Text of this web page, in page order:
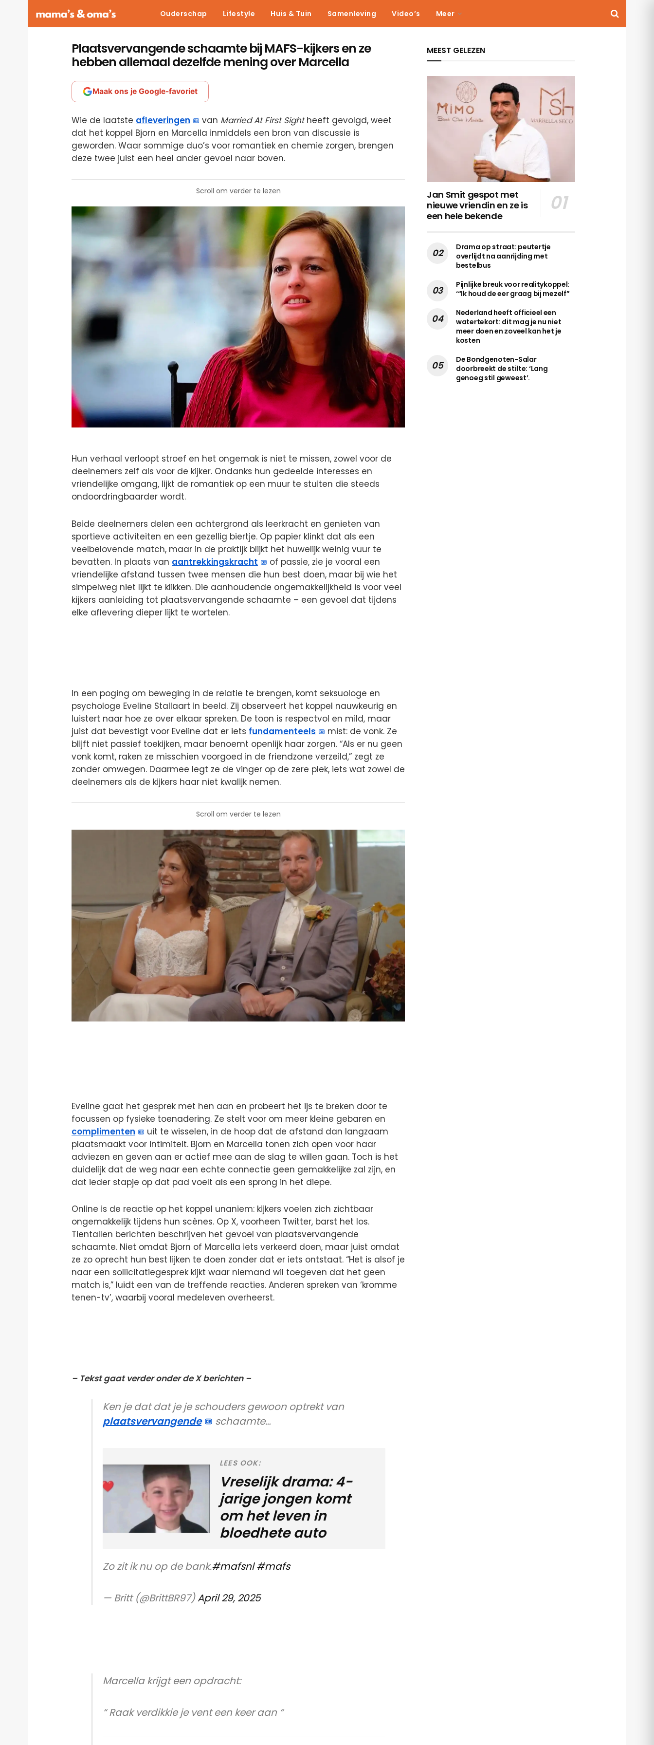
Ouderschap Lifestyle Huis & Tuin Samenleving Video’s Meer
Plaatsvervangende schaamte bij MAFS-kijkers en ze
hebben allemaal dezelfde mening over Marcella
Maak ons je Google-favoriet
Wie de laatste afleveringen van Married At First Sightheeft gevolgd, weet
dat het koppel Bjorn en Marcella inmiddels een bron van discussie is
geworden. Waar sommige duo’s voor romantiek en chemie zorgen, brengen
deze twee juist een heel ander gevoel naar boven.
Scroll om verder te lezen
Hun verhaal verloopt stroef en het ongemak is niet te missen, zowel voor de
deelnemers zelf als voor de kijker. Ondanks hun gedeelde interesses en
vriendelijke omgang, lijkt de romantiek op een muur te stuiten die steeds
ondoordringbaarder wordt.
Beide deelnemers delen een achtergrond als leerkracht en genieten van
sportieve activiteiten en een gezellig biertje. Op papier klinkt dat als een
veelbelovende match, maar in de praktijk blijkt het huwelijk weinig vuur te
bevatten. In plaats van aantrekkingskracht
of passie, zie je vooral een
vriendelijke afstand tussen twee mensen die hun best doen, maar bij wie het
simpelweg niet lijkt te klikken. Die aanhoudende ongemakkelijkheid is voor veel
kijkers aanleiding tot plaatsvervangende schaamte – een gevoel dat tijdens
elke aflevering dieper lijkt te wortelen.
In een poging om beweging in de relatie te brengen, komt seksuologe en
psychologe Eveline Stallaart in beeld. Zij observeert het koppel nauwkeurig en
luistert naar hoe ze over elkaar spreken. De toon is respectvol en mild, maar
juist dat bevestigt voor Eveline dat er iets fundamenteels
mist: de vonk. Ze
blijft niet passief toekijken, maar benoemt openlijk haar zorgen. “Als er nu geen
vonk komt, raken ze misschien voorgoed in de friendzone verzeild,” zegt ze
zonder omwegen. Daarmee legt ze de vinger op de zere plek, iets wat zowel de
deelnemers als de kijkers haar niet kwalijk nemen.
Scroll om verder te lezen
Eveline gaat het gesprek met hen aan en probeert het ijs te breken door te
focussen op fysieke toenadering. Ze stelt voor om meer kleine gebaren en
complimenten
uit te wisselen, in de hoop dat de afstand dan langzaam
plaatsmaakt voor intimiteit. Bjorn en Marcella tonen zich open voor haar
adviezen en geven aan er actief mee aan de slag te willen gaan. Toch is het
duidelijk dat de weg naar een echte connectie geen gemakkelijke zal zijn, en
dat ieder stapje op dat pad voelt als een sprong in het diepe.
Online is de reactie op het koppel unaniem: kijkers voelen zich zichtbaar
ongemakkelijk tijdens hun scènes. Op X, voorheen Twitter, barst het los.
Tientallen berichten beschrijven het gevoel van plaatsvervangende
schaamte. Niet omdat Bjorn of Marcella iets verkeerd doen, maar juist omdat
ze zo oprecht hun best lijken te doen zonder dat er iets ontstaat. “Het is alsof je
naar een sollicitatiegesprek kijkt waar niemand wil toegeven dat het geen
match is,” luidt een van de treffende reacties. Anderen spreken van ‘kromme
tenen-tv’, waarbij vooral medeleven overheerst.
– Tekst gaat verder onder de X berichten –
Ken je dat dat je je schouders gewoon optrekt van
plaatsvervangende
schaamte…
LEES OOK:
Vreselijk drama: 4-
jarige jongen komt
om het leven in
bloedhete auto
Zo zit ik nu op de bank.#mafsnl #mafs
— Britt (@BrittBR97)April 29, 2025
Marcella krijgt een opdracht:
“ Raak verdikkie je vent een keer aan “
MEEST GELEZEN
Jan Smit gespot met
nieuwe vriendin en ze is
een hele bekende
Drama op straat: peutertje
overlijdt na aanrijding met
bestelbus
Pijnlijke breuk voor realitykoppel:
‘“Ik houd de eer graag bij mezelf”
Nederland heeft officieel een
watertekort: dit mag je nu niet
meer doen en zoveel kan het je
kosten
De Bondgenoten-Salar
doorbreekt de stilte: ‘Lang
genoeg stil geweest’.